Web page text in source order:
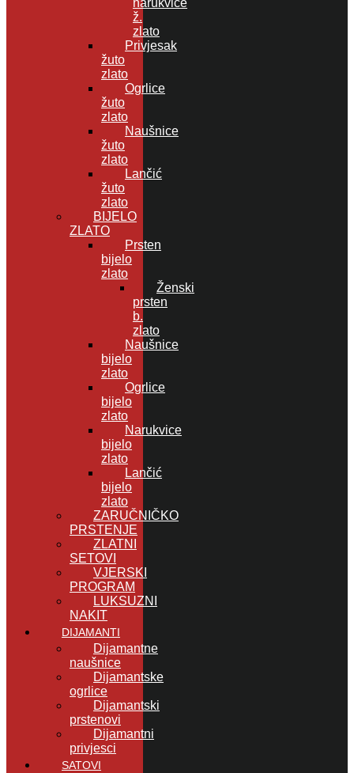
ž.
zlato
Privjesak
žuto
zlato
Ogrlice
žuto
zlato
Naušnice
žuto
zlato
Lančić
žuto
zlato
BIJELO
ZLATO
Prsten
bijelo
zlato
Ženski
prsten
b.
zlato
Naušnice
bijelo
zlato
Ogrlice
bijelo
zlato
Narukvice
bijelo
zlato
Lančić
bijelo
zlato
ZARUČNIČKO
PRSTENJE
ZLATNI
SETOVI
VJERSKI
PROGRAM
LUKSUZNI
NAKIT
DIJAMANTI
Dijamantne
naušnice
Dijamantske
ogrlice
Dijamantski
prstenovi
Dijamantni
privjesci
SATOVI